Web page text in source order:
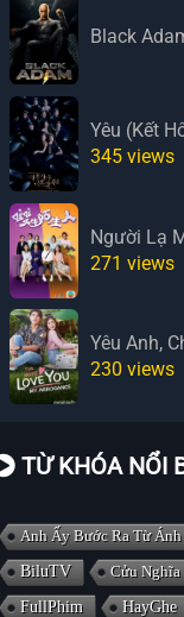
Black
Yêu (Kết
345 views
Người Lạ
271 views
Yêu Anh,
230 views
TỪ KHÓA NỔI
Anh Ấy Bước Ra Từ
BiluTV
Cửu Nghĩa
FullPhim
HayGhe